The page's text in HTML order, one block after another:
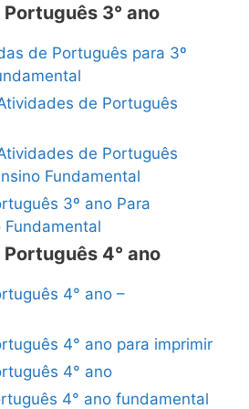
3° ano
de Português para 3º
de Português
de Português
Fundamental
3º ano Para
Fundamental
4° ano
4° ano –
4° ano para imprimir
4° ano
4° ano fundamental